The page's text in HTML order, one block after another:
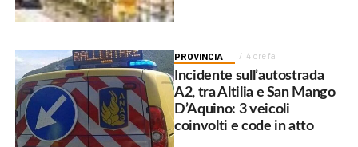
PROVINCIA 4 ore fa
Incidente sull’autostrada
A2, tra Altilia e San Mango
D’Aquino: 3 veicoli
coinvolti e code in atto